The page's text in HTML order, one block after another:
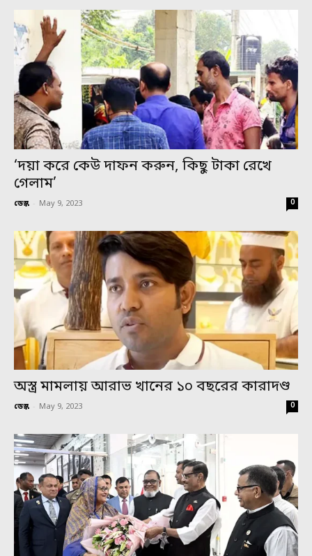
‘দয়া করে কেউ দাফন করুন, কিছু টাকা রেখে
গেলাম’
ডেস্ক - May 9, 2023 0
অস্ত্র মামলায় আরাভ খানের ১০ বছরের কারাদণ্ড
ডেস্ক - May 9, 2023 0